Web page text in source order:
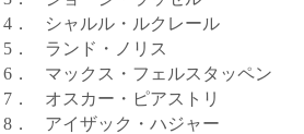
4．
シャルル・ルクレール
5．
ランド・ノリス
6．
マックス・フェルスタッペン
7．
オスカー・ピアストリ
8．
アイザック・ハジャー